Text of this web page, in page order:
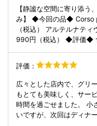
で、白一色の皿に対して
見劣りすることないもの
間口に含んでいたいもの
デッラ(炒め物?)が印象的
パラとソースの組み合わ
【静謐な空間に寄り添う
み】 ◆今回の品◆ Corso pranzo-ランチコース- 6,600円
（税込） アルテルナテ
990円（税込） ◆評価◆ 食べログ参考:3.83点（111人） 総
パ：3.8点 ◆注目ポイント◆ 味 4.0点 雰囲気 3.9点 白を
基調にした店内は、照明
ティークの家具や花のし
負わせる華美さではなく
があり、自分へのご褒美
全体に質が高く、とくに
す。ブリのバットゥータ
評価：
広々とした店内で、グリ
もとても美味しく、サー
時間を過ごせました。 小さい子供がおり、夜はなかなか難し
いですが、次回はディナ